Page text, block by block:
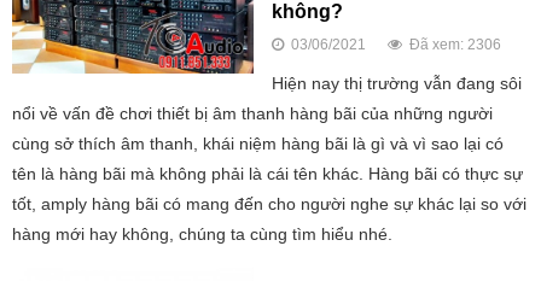
không?
03/06/2021 Đã xem: 2306
Hiện nay thị trường vẫn đang sôi
nổi về vấn đề chơi thiết bị âm thanh hàng bãi của những người
cùng sở thích âm thanh, khái niệm hàng bãi là gì và vì sao lại có
tên là hàng bãi mà không phải là cái tên khác. Hàng bãi có thực sự
tốt, amply hàng bãi có mang đến cho người nghe sự khác lại so với
hàng mới hay không, chúng ta cùng tìm hiểu nhé.